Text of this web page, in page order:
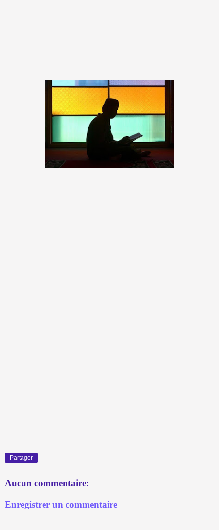
Partager
Aucun commentaire:
Enregistrer un commentaire